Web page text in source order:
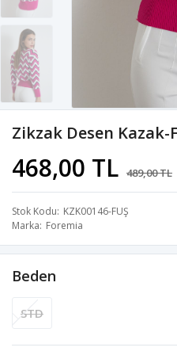
Zikzak Desen Kazak-
468,00 TL 489,00 TL
Stok Kodu KZK00146-FUŞ
Marka Foremia
Beden
STD